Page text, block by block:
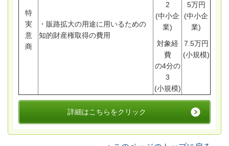
特
実
意
商
・販路拡大の用途に用いるための
知的財産権取得の費用
2
(中小企
業)
対象経
費
の4分の
3
(小規模)
5万円
(中小企
業)
7.5万円
(小規模)
詳細はこちらをクリック